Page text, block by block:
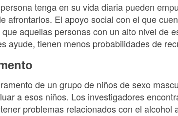
tenga en su vida diaria pueden
afrontarlos. El apoyo social con el que
aquellas personas con un alto nivel de
ayude, tienen menos probabilidades de
de un grupo de niños de sexo
a esos niños. Los investigadores
problemas relacionados con el alcohol